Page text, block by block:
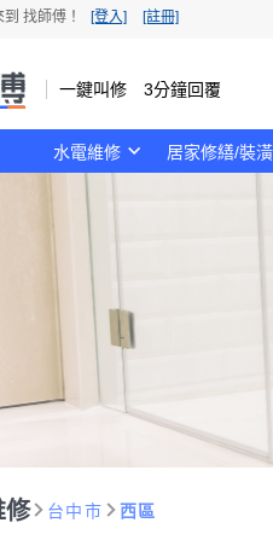
找師傅！ [登入] [註冊]
一鍵叫修 3分鐘回覆
水電維修 居家修繕/裝潢
修 台中市 西區